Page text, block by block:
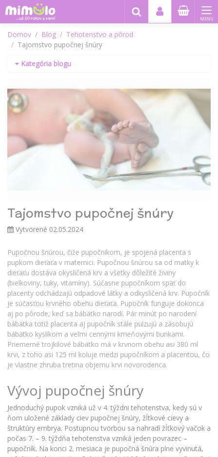
MENU
Domov Blog
Tehotenstvo a pôrod
Tajomstvo pupočnej šnúry
Tajomstvo pupočnej šnúry
Vytvorené 02.05.2024
Pupočnou šnúrou, čiže pupočníkom, je spojená placenta s
pupkom dieťaťa v maternici. Pupočnou šnúrou sa od matky k
dieťaťu dostáva okysličená krv a všetky dôležité živiny
(bielkoviny, tuky, vitamíny). Súčasne pupočníkom späť do
placenty odchádzajú odpadové látky a odkysličená krv. Pupočník
je súčasťou krvného obehu dieťaťa. Pupočník funguje dokonca
aj po pôrode, keď sa bábätko narodí. Pár minút po narodení
bábätka totiž placenta aj pupočník stále pulzujú a zásobujú
bábätko kyslíkom a veľmi cennými kmeňovými bunkami.
Priemerné trojkilové bábätko má v krvnom obehu asi 380 ml
krvi, z toho asi 125 ml koluje medzi pupočníkom a placentou, čo
je vlastne zhruba tretina objemu krvi novorodenca.
Vývoj pupočnej šnúry
Jednoduchý pupok vzniká už v 4. týždni tehotenstva, kedy sú v
ňom uložené základy ciev pupočnej šnúry, žĺtkové cievy a
štruktúry embrya. Postupnou tvorbou sa nahradí žĺtkový vačok a
počas 7. – 9. týždňa tehotenstva vzniká jeden povrazec –
pupočník. Na konci 2. mesiaca je pupočná šnúra plne vyvinutá,
Kategória blogu